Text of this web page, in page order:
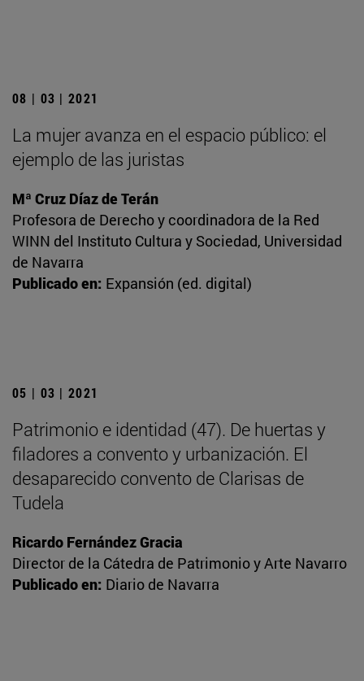
08 | 03 | 2021
La mujer avanza en el espacio público: el
ejemplo de las juristas
Mª Cruz Díaz de Terán
Profesora de Derecho y coordinadora de la Red
WINN del Instituto Cultura y Sociedad, Universidad
de Navarra
Publicado en: Expansión (ed. digital)
05 | 03 | 2021
Patrimonio e identidad (47). De huertas y
filadores a convento y urbanización. El
desaparecido convento de Clarisas de
Tudela
Ricardo Fernández Gracia
Director de la Cátedra de Patrimonio y Arte Navarro
Publicado en: Diario de Navarra